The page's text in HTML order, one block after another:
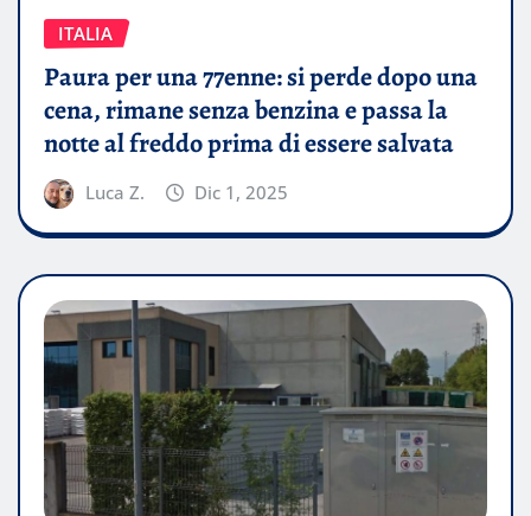
ITALIA
Paura per una 77enne: si perde dopo una
cena, rimane senza benzina e passa la
notte al freddo prima di essere salvata
Luca Z. Dic 1, 2025